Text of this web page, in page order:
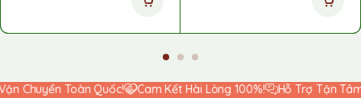
Toàn Quốc! Cam Kết Hài Lòng 100%! Hỗ Trợ Tận Tâm 24/7